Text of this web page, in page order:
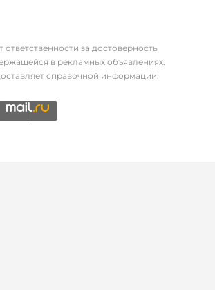
ответственности за достоверность
в рекламных объявлениях.
справочной информации.